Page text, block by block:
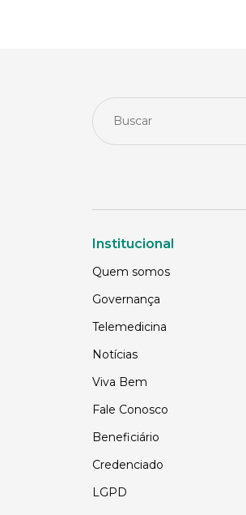
Institucional
Quem somos
Governança
Telemedicina
Notícias
Viva Bem
Fale Conosco
Beneficiário
Credenciado
LGPD